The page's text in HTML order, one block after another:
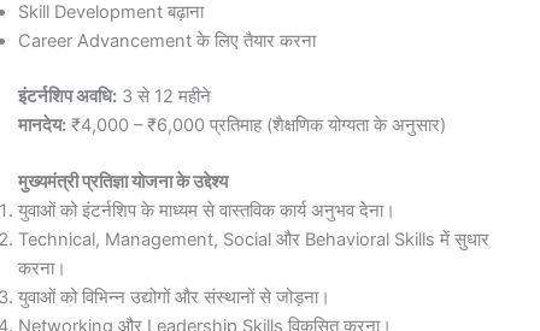
Skill Development बढ़ाना
Career Advancement के लिए तैयार करना
इंटर्नशिप अवधि:3 से 12 महीने
मानदेय:₹4,000 – ₹6,000 प्रतिमाह (शैक्षणिक योग्यता के अनुसार)
मुख्यमंत्री प्रतिज्ञा योजना के उद्देश्य
युवाओं को इंटर्नशिप के माध्यम से वास्तविक कार्य अनुभव देना।
Technical, Management, Social और Behavioral Skills में सुधार
करना।
युवाओं को विभिन्न उद्योगों और संस्थानों से जोड़ना।
Networking और Leadership Skills विकसित करना।